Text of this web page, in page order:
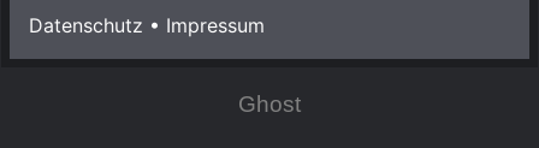
Ghost
Datenschutz • Impressum